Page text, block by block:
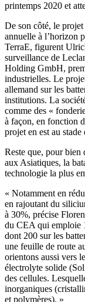
printemps 2020 et
De son côté, le
annuelle à l’horizon
TerraE, figurent
surveillance de
Holding GmbH,
industrielles. Le
allemand sur les
institutions. La
comme des «
à façon, en fonction
projet en est au
Reste que, pour bien
aux Asiatiques, la
technologie la plus
« Notamment en
en rajoutant du
à 30%, précise
du CEA qui emploie
dont 200 sur les
une feuille de route
orientons aussi vers
électrolyte solide
des cellules.
inorganiques
et polymères). »